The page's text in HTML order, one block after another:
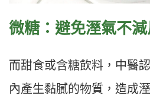
微糖：避免溼氣不
而甜食或含糖飲料，中醫
內產生黏膩的物質，造成